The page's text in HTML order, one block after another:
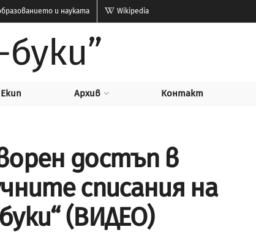
и науката Wikipedia
Екип Архив Контакт
достъп в
списания на
(ВИДЕО)